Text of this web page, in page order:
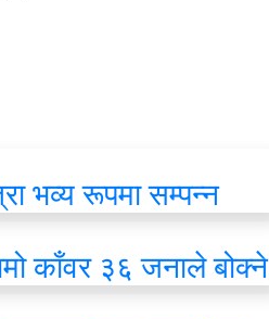
भव्य रूपमा सम्पन्न
काँवर ३६ जनाले बोक्ने